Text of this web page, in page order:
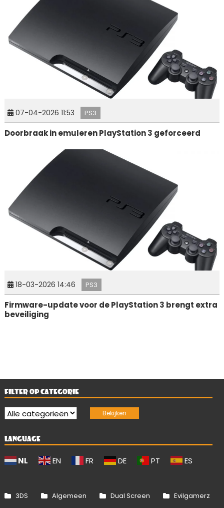
07-04-2026 11:53 PS3
Doorbraak in emuleren PlayStation 3 geforceerd
18-03-2026 14:46 PS3
Firmware-update voor de PlayStation 3 brengt extra
beveiliging
FILTER OP CATEGORIE
LANGUAGE
NL EN FR DE PT ES
3DS Algemeen Dual Screen
Evilgamerz